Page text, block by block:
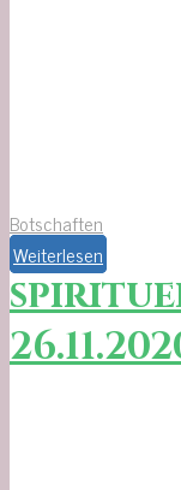
Botschaften
Weiterlesen